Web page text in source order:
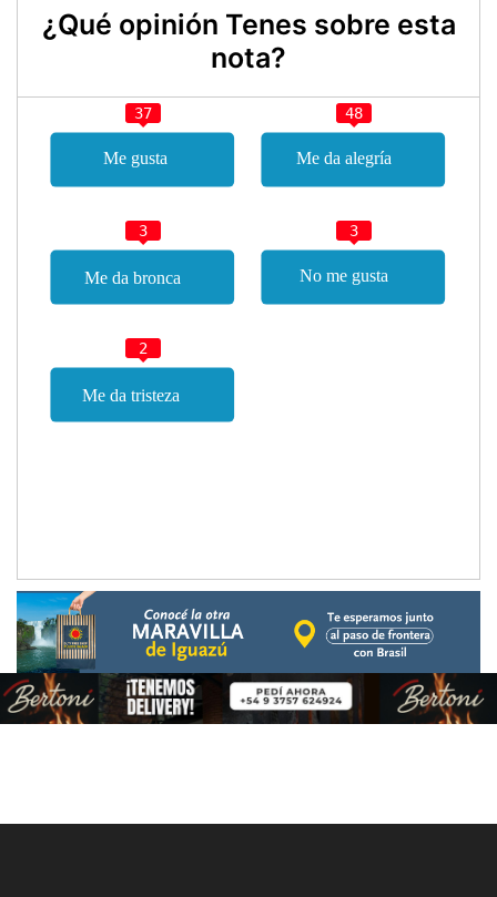
¿Qué opinión Tenes sobre esta
nota?
37 48
3 3
2